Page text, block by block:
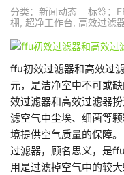
分类： 新闻动态 标签：
棚, 超净工作台, 高效过滤
ffu初效过滤器和高效过
元，是洁净室中不可或
效过滤器和高效过滤器
滤空气中尘埃、细菌等
境提供空气质量的保障
过滤器，顾名思义，是
用是过滤掉空气中的较